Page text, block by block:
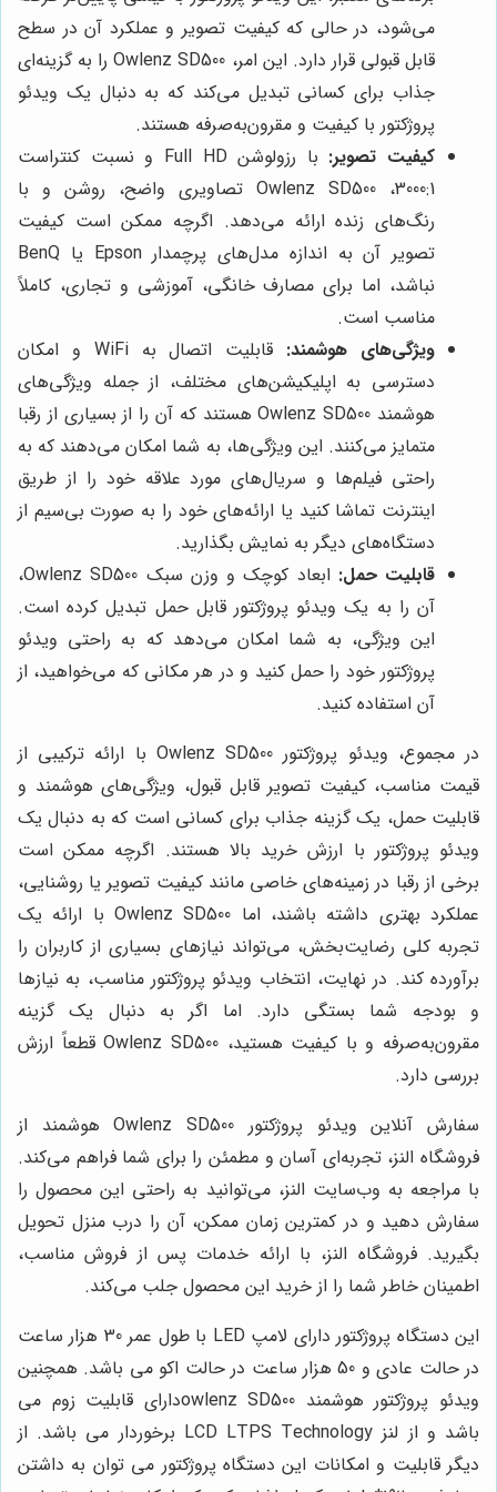
می‌شود، در حالی که کیفیت تصویر و عملکرد آن در سطح
قابل قبولی قرار دارد. این امر، Owlenz SD500 را به گزینه‌ای
جذاب برای کسانی تبدیل می‌کند که به دنبال یک ویدئو
پروژکتور با کیفیت و مقرون‌به‌صرفه هستند.
کیفیت تصویر:
با رزولوشن Full HD و نسبت کنتراست
3000:1، Owlenz SD500 تصاویری واضح، روشن و با
رنگ‌های زنده ارائه می‌دهد. اگرچه ممکن است کیفیت
تصویر آن به اندازه مدل‌های پرچمدار Epson یا BenQ
نباشد، اما برای مصارف خانگی، آموزشی و تجاری، کاملاً
مناسب است.
ویژگی‌های هوشمند:
قابلیت اتصال به WiFi و امکان
دسترسی به اپلیکیشن‌های مختلف، از جمله ویژگی‌های
هوشمند Owlenz SD500 هستند که آن را از بسیاری از رقبا
متمایز می‌کنند. این ویژگی‌ها، به شما امکان می‌دهند که به
راحتی فیلم‌ها و سریال‌های مورد علاقه خود را از طریق
اینترنت تماشا کنید یا ارائه‌های خود را به صورت بی‌سیم از
دستگاه‌های دیگر به نمایش بگذارید.
قابلیت حمل:
ابعاد کوچک و وزن سبک Owlenz SD500،
آن را به یک ویدئو پروژکتور قابل حمل تبدیل کرده است.
این ویژگی، به شما امکان می‌دهد که به راحتی ویدئو
پروژکتور خود را حمل کنید و در هر مکانی که می‌خواهید، از
آن استفاده کنید.
در مجموع، ویدئو پروژکتور Owlenz SD500 با ارائه ترکیبی از
قیمت مناسب، کیفیت تصویر قابل قبول، ویژگی‌های هوشمند و
قابلیت حمل، یک گزینه جذاب برای کسانی است که به دنبال یک
ویدئو پروژکتور با ارزش خرید بالا هستند. اگرچه ممکن است
برخی از رقبا در زمینه‌های خاصی مانند کیفیت تصویر یا روشنایی،
عملکرد بهتری داشته باشند، اما Owlenz SD500 با ارائه یک
تجربه کلی رضایت‌بخش، می‌تواند نیازهای بسیاری از کاربران را
برآورده کند. در نهایت، انتخاب ویدئو پروژکتور مناسب، به نیازها
و بودجه شما بستگی دارد. اما اگر به دنبال یک گزینه
مقرون‌به‌صرفه و با کیفیت هستید، Owlenz SD500 قطعاً ارزش
بررسی دارد.
سفارش آنلاین ویدئو پروژکتور Owlenz SD500 هوشمند از
فروشگاه النز، تجربه‌ای آسان و مطمئن را برای شما فراهم می‌کند.
با مراجعه به وب‌سایت النز، می‌توانید به راحتی این محصول را
سفارش دهید و در کمترین زمان ممکن، آن را درب منزل تحویل
بگیرید. فروشگاه النز، با ارائه خدمات پس از فروش مناسب،
اطمینان خاطر شما را از خرید این محصول جلب می‌کند.
این دستگاه پروژکتور دارای لامپ LED با طول عمر 30 هزار ساعت
در حالت عادی و 50 هزار ساعت در حالت اکو می باشد. همچنین
ویدئو پروژکتور هوشمند owlenz SD500دارای قابلیت زوم می
باشد و از لنز LCD LTPS Technology برخوردار می باشد. از
دیگر قابلیت و امکانات این دستگاه پروژکتور می توان به داشتن